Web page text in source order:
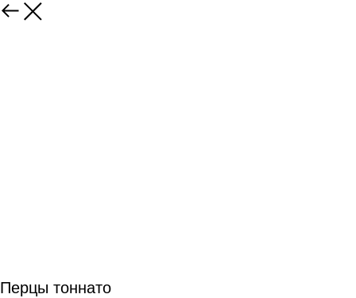
Перцы тоннато